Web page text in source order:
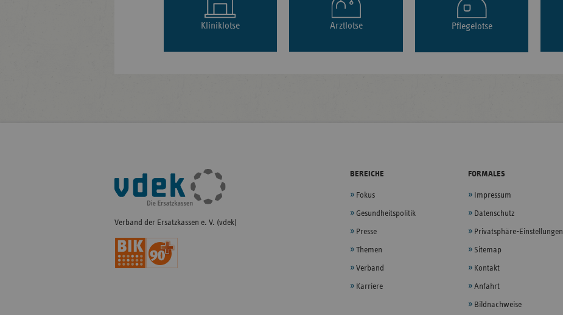
Kliniklotse Arztlotse Pflegelotse
Fußleisten-
Navigation
Verband der Ersatzkassen e. V. (vdek)
BEREICHE
Fokus
Gesundheitspolitik
Presse
Themen
Verband
Karriere
FORMALES
Impressum
Datenschutz
Privatsphäre-Einstellungen
Sitemap
Kontakt
Anfahrt
Bildnachweise